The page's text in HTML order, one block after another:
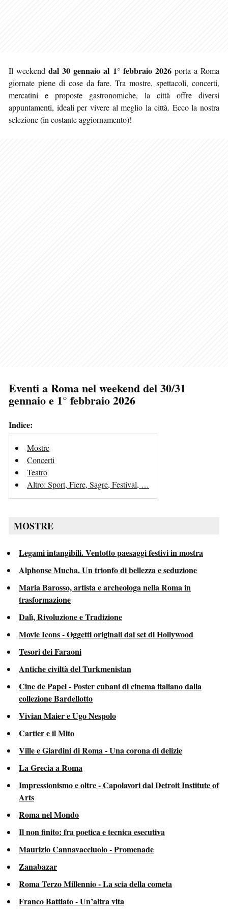
Il weekenddal 30 gennaio al 1° febbraio 2026porta a Roma
giornate piene di cose da fare. Tra mostre, spettacoli, concerti,
mercatini e proposte gastronomiche, la città offre diversi
appuntamenti, ideali per vivere al meglio la città. Ecco la nostra
selezione (in costante aggiornamento)!
Eventi a Roma nel weekend del 30/31
gennaio e 1° febbraio 2026
Indice:
Mostre
Concerti
Teatro
Altro: Sport, Fiere, Sagre, Festival, …
MOSTRE
Legami intangibili. Ventotto paesaggi festivi in mostra
Alphonse Mucha. Un trionfo di bellezza e seduzione
Maria Barosso, artista e archeologa nella Roma in
trasformazione
Dalì, Rivoluzione e Tradizione
Movie Icons - Oggetti originali dai set di Hollywood
Tesori dei Faraoni
Antiche civiltà del Turkmenistan
Cine de Papel - Poster cubani di cinema italiano dalla
collezione Bardellotto
Vivian Maier e Ugo Nespolo
Cartier e il Mito
Ville e Giardini di Roma - Una corona di delizie
La Grecia a Roma
Impressionismo e oltre - Capolavori dal Detroit Institute of
Arts
Roma nel Mondo
Il non finito: fra poetica e tecnica esecutiva
Maurizio Cannavacciuolo - Promenade
Zanabazar
Roma Terzo Millennio - La scia della cometa
Franco Battiato - Un’altra vita